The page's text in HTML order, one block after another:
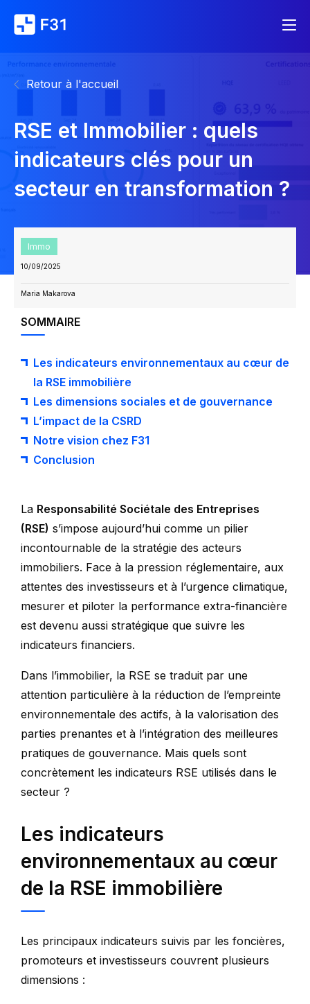
Retour à l'accueil
RSE et Immobilier : quels
indicateurs clés pour un
secteur en transformation ?
Immo
10/09/2025
Maria Makarova
SOMMAIRE
Les indicateurs environnementaux au cœur de
la RSE immobilière
Les dimensions sociales et de gouvernance
L’impact de la CSRD
Notre vision chez F31
Conclusion
La Responsabilité Sociétale des Entreprises
(RSE) s’impose aujourd’hui comme un pilier
incontournable de la stratégie des acteurs
immobiliers. Face à la pression réglementaire, aux
attentes des investisseurs et à l’urgence climatique,
mesurer et piloter la performance extra-financière
est devenu aussi stratégique que suivre les
indicateurs financiers.
Dans l’immobilier, la RSE se traduit par une
attention particulière à la réduction de l’empreinte
environnementale des actifs, à la valorisation des
parties prenantes et à l’intégration des meilleures
pratiques de gouvernance. Mais quels sont
concrètement les indicateurs RSE utilisés dans le
secteur ?
Les indicateurs
environnementaux au cœur
de la RSE immobilière
Les principaux indicateurs suivis par les foncières,
promoteurs et investisseurs couvrent plusieurs
dimensions :